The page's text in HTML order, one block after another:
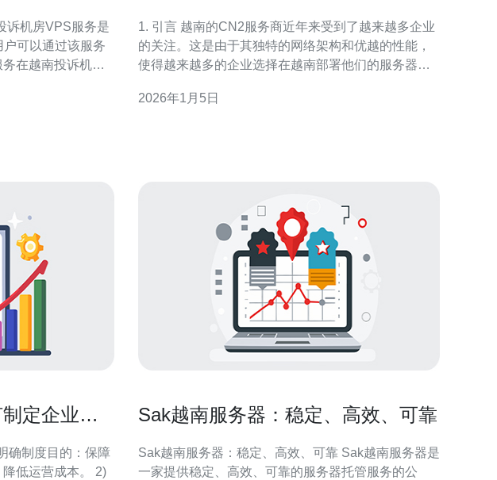
可以通过该服务
在越南投诉机房
且拥有自己的操
1. 引言 越南的CN2服务商近年来受到了越来越多企业
的关注。这是由于其独特的网络架构和优越的性能，
使得越来越多的企业选择在越南部署他们的服务器、
务商是企业的最佳选择。 2. CN2网络的优势 CN2网络
2026年1月5日
定企业内
确制度目的：保障
低运营成本。 2)
Sak越南服务器：稳定、高效、可靠
Sak越南服务器：稳定、高效、可靠 Sak越南服务器是
一家提供稳定、高效、可靠的服务器托管服务的公